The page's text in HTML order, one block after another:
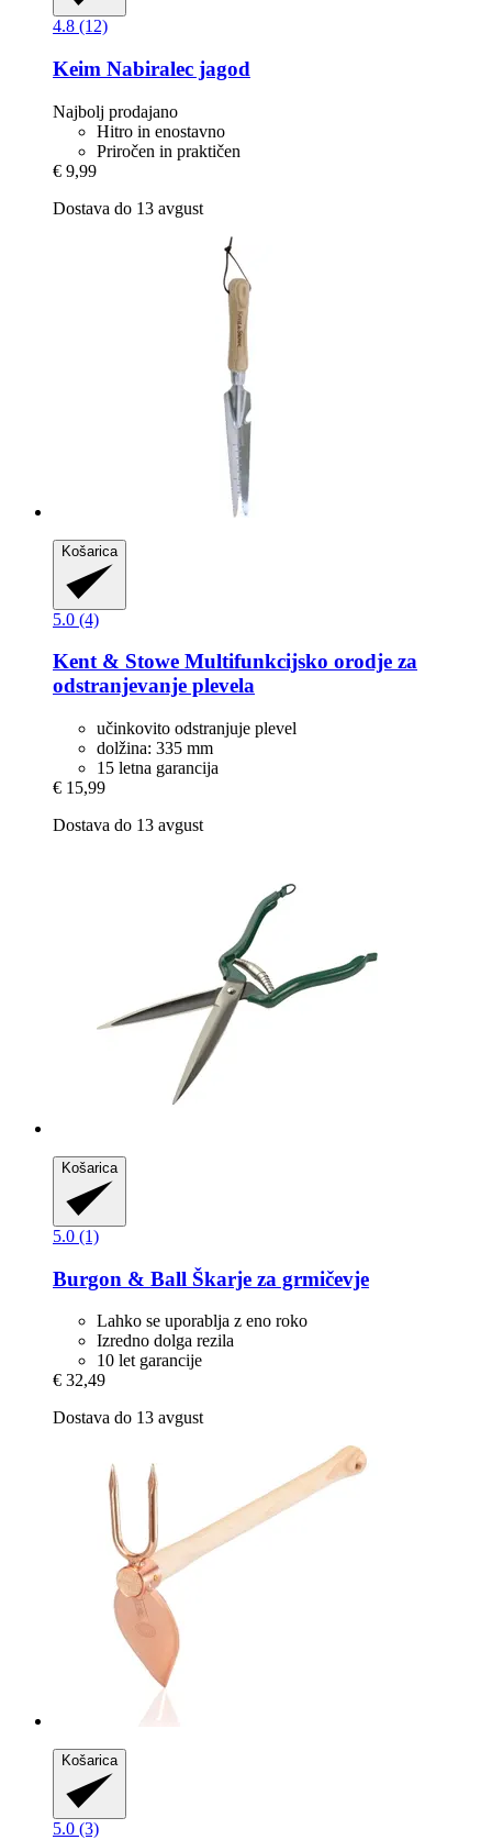
4.8 (12)
Keim Nabiralec jagod
Najbolj prodajano
Hitro in enostavno
Priročen in praktičen
€ 9,99
Dostava do 13 avgust
Košarica
5.0 (4)
Kent & Stowe Multifunkcijsko orodje za
odstranjevanje plevela
učinkovito odstranjuje plevel
dolžina: 335 mm
15 letna garancija
€ 15,99
Dostava do 13 avgust
Košarica
5.0 (1)
Burgon & Ball Škarje za grmičevje
Lahko se uporablja z eno roko
Izredno dolga rezila
10 let garancije
€ 32,49
Dostava do 13 avgust
Košarica
5.0 (3)